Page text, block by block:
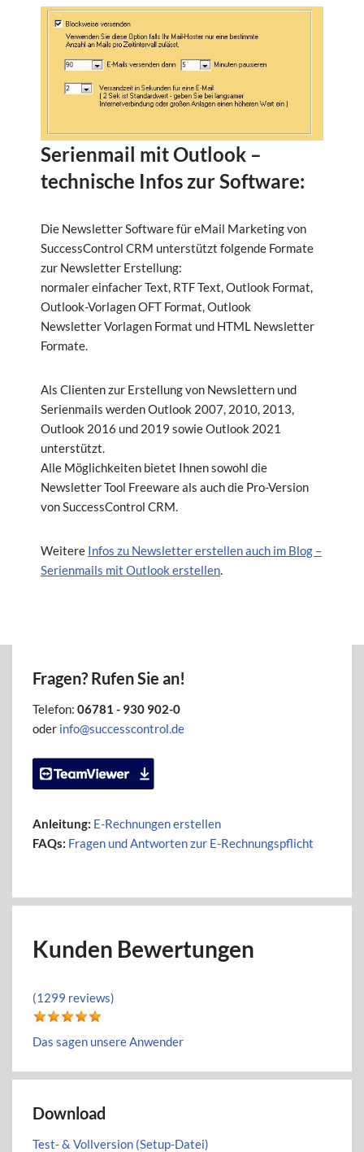
Serienmail mit Outlook –
technische Infos zur Software:
Die Newsletter Software für eMail Marketing von
SuccessControl CRM unterstützt folgende Formate
zur Newsletter Erstellung:
normaler einfacher Text, RTF Text, Outlook Format,
Outlook-Vorlagen OFT Format, Outlook
Newsletter Vorlagen Format und HTML Newsletter
Formate.
Als Clienten zur Erstellung von Newslettern und
Serienmails werden Outlook 2007, 2010, 2013,
Outlook 2016 und 2019 sowie Outlook 2021
unterstützt.
Alle Möglichkeiten bietet Ihnen sowohl die
Newsletter Tool Freeware als auch die Pro-Version
von SuccessControl CRM.
Weitere Infos zu Newsletter erstellen auch im Blog –
Serienmails mit Outlook erstellen.
Fragen? Rufen Sie an!
Telefon: 06781 - 930 902-0
oder info@successcontrol.de
Anleitung: E-Rechnungen erstellen
FAQs: Fragen und Antworten zur E-Rechnungspflicht
Kunden Bewertungen
(1299 reviews)
Das sagen unsere Anwender
Download
Test- & Vollversion (Setup-Datei)